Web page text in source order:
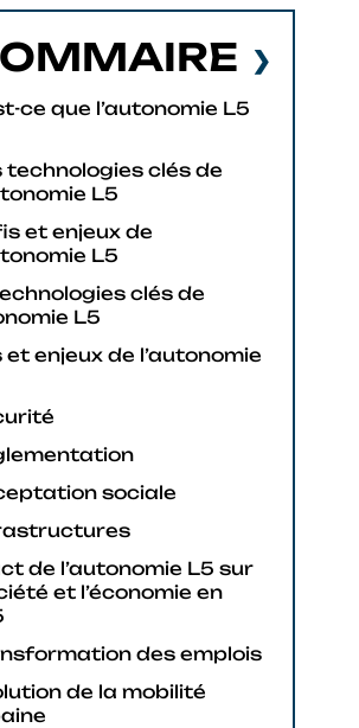
ce que l’autonomie L5
technologies clés de
L5
et enjeux de
L5
clés de
L5
et enjeux de l’autonomie
sociale
de l’autonomie L5 sur
et l’économie en
des emplois
de la mobilité